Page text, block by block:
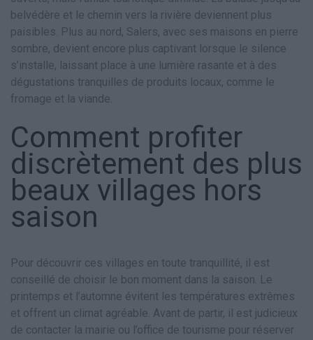
belvédère et le chemin vers la rivière deviennent plus
paisibles. Plus au nord, Salers, avec ses maisons en pierre
sombre, devient encore plus captivant lorsque le silence
s’installe, laissant place à une lumière rasante et à des
dégustations tranquilles de produits locaux, comme le
fromage et la viande.
Comment profiter
discrètement des plus
beaux villages hors
saison
Pour découvrir ces villages en toute tranquillité, il est
conseillé de choisir le bon moment dans la saison. Le
printemps et l’automne évitent les températures extrêmes
et offrent un climat agréable. Avant de partir, il est judicieux
de contacter la mairie ou l’office de tourisme pour réserver